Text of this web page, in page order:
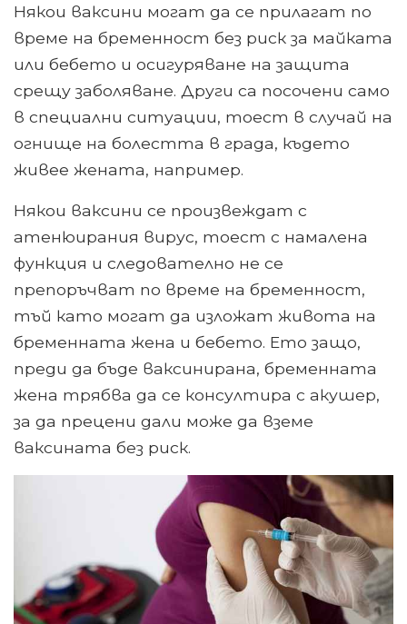
Някои ваксини могат да се прилагат по
време на бременност без риск за майката
или бебето и осигуряване на защита
срещу заболяване. Други са посочени само
в специални ситуации, тоест в случай на
огнище на болестта в града, където
живее жената, например.
Някои ваксини се произвеждат с
атенюирания вирус, тоест с намалена
функция и следователно не се
препоръчват по време на бременност,
тъй като могат да изложат живота на
бременната жена и бебето. Ето защо,
преди да бъде ваксинирана, бременната
жена трябва да се консултира с акушер,
за да прецени дали може да вземе
ваксината без риск.